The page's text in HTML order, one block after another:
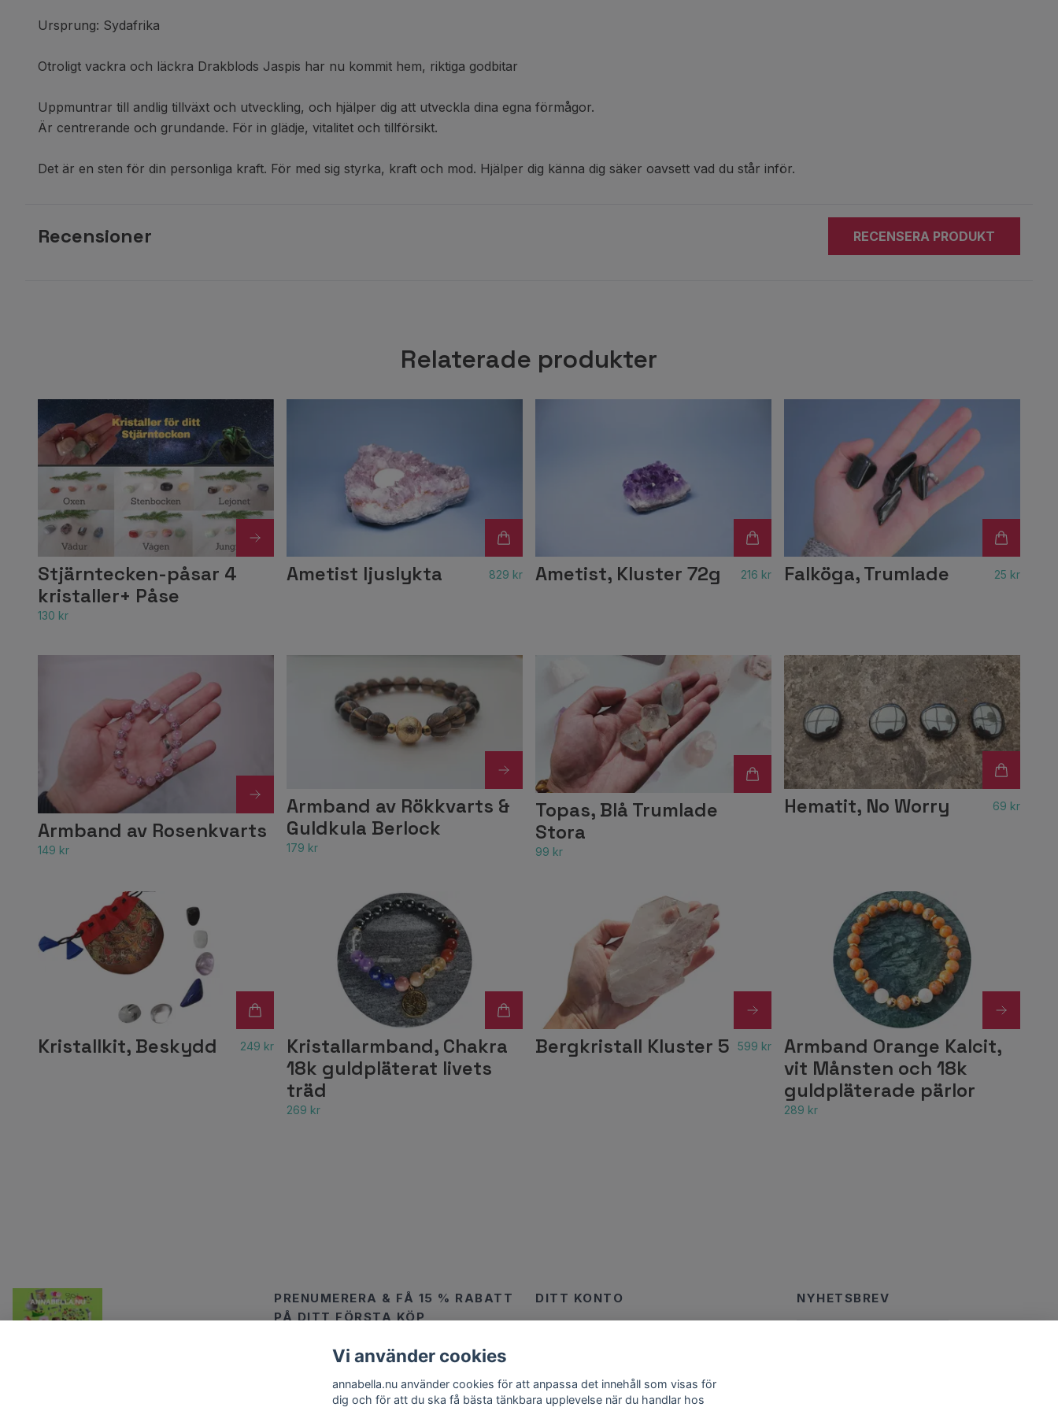
Ursprung: Sydafrika
Otroligt vackra och läckra Drakblods Jaspis har nu kommit hem, riktiga godbitar
Uppmuntrar till andlig tillväxt och utveckling, och hjälper dig att utveckla dina egna förmågor.
Är centrerande och grundande. För in glädje, vitalitet och tillförsikt.
Det är en sten för din personliga kraft. För med sig styrka, kraft och mod. Hjälper dig känna dig säker oavsett vad du står inför.
Recensioner RECENSERA PRODUKT
Relaterade produkter
Stjärntecken-påsar 4
kristaller+ Påse
130 kr
Ametist ljuslykta 829 kr Ametist, Kluster 72g 216 kr Falköga, Trumlade 25 kr
Armband av Rosenkvarts
149 kr
Armband av Rökkvarts &
Guldkula Berlock
179 kr
Topas, Blå Trumlade
Stora
99 kr
Hematit, No Worry 69 kr
Kristallkit, Beskydd 249 kr
Kristallarmband, Chakra
18k guldpläterat livets
träd
269 kr
Bergkristall Kluster 5 599 kr
Armband Orange Kalcit,
vit Månsten och 18k
guldpläterade pärlor
289 kr
PRENUMERERA & FÅ 15 % RABATT
PÅ DITT FÖRSTA KÖP
DITT KONTO NYHETSBREV
Vi använder cookies
annabella.nu använder cookies för att anpassa det innehåll som visas för
dig och för att du ska få bästa tänkbara upplevelse när du handlar hos